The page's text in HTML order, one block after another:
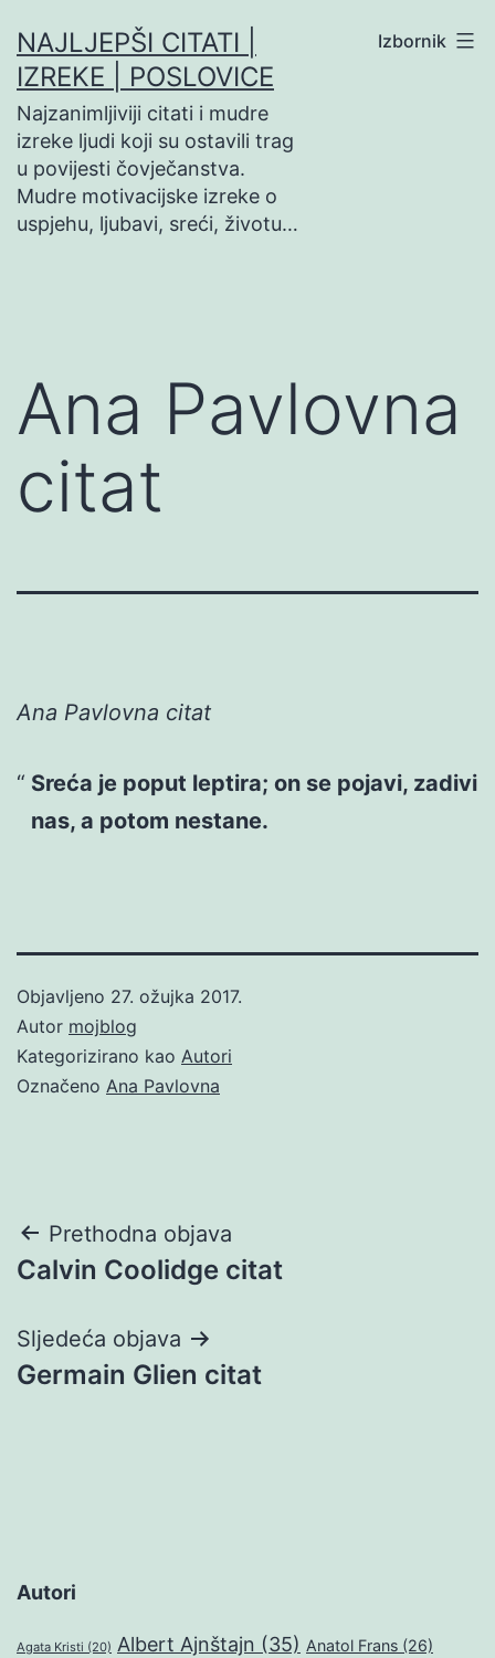
na
sadržaj
NAJLJEPŠI CITATI |
IZREKE | POSLOVICE
Najzanimljiviji citati i mudre
izreke ljudi koji su ostavili trag
u povijesti čovječanstva.
Mudre motivacijske izreke o
uspjehu, ljubavi, sreći, životu…
Izbornik
Ana Pavlovna
citat
Ana Pavlovna citat
Sreća je poput leptira; on se pojavi, zadivi
nas, a potom nestane.
Objavljeno 27. ožujka 2017.
Autor mojblog
Kategorizirano kao Autori
Označeno Ana Pavlovna
Navigacija
objava
Prethodna objava
Calvin Coolidge citat
Sljedeća objava
Germain Glien citat
Autori
Agata Kristi (20) Albert Ajnštajn (35) Anatol Frans (26)